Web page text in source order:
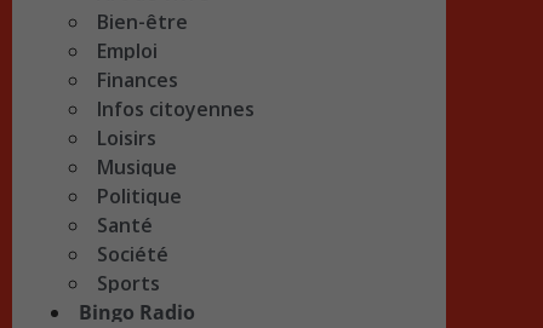
Bien-être
Emploi
Finances
Infos citoyennes
Loisirs
Musique
Politique
Santé
Société
Sports
Bingo Radio